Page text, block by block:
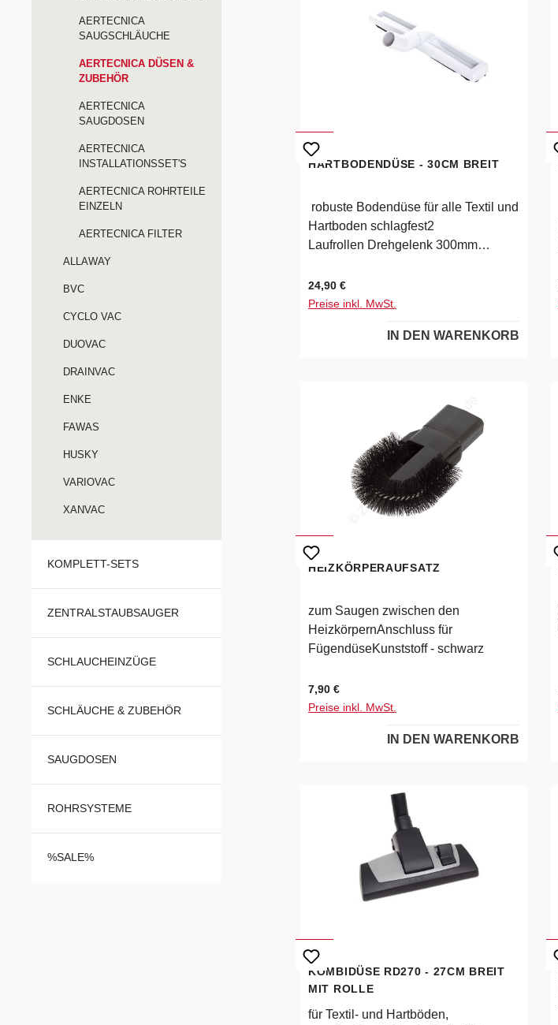
AERTECNICA
SAUGSCHLÄUCHE
AERTECNICA DÜSEN &
ZUBEHÖR
AERTECNICA
SAUGDOSEN
AERTECNICA
INSTALLATIONSSET'S
AERTECNICA ROHRTEILE
EINZELN
AERTECNICA FILTER
ALLAWAY
BVC
CYCLO VAC
DUOVAC
DRAINVAC
ENKE
FAWAS
HUSKY
VARIOVAC
XANVAC
KOMPLETT-SETS
ZENTRALSTAUBSAUGER
SCHLAUCHEINZÜGE
SCHLÄUCHE & ZUBEHÖR
SAUGDOSEN
ROHRSYSTEME
%SALE%
HARTBODENDÜSE - 30CM BREIT
robuste Bodendüse für alle Textil und
Hartboden schlagfest2
Laufrollen Drehgelenk 300mm
SaugrohreFarbe je nach
Verfügbarkeit weiß oder schwarz
Regulärer Preis:
24,90 €
Preise inkl. MwSt.
IN DEN WARENKORB
HEIZKÖRPERAUFSATZ
zum Saugen zwischen den
HeizkörpernAnschluss für
FügendüseKunststoff - schwarz
Regulärer Preis:
7,90 €
Preise inkl. MwSt.
IN DEN WARENKORB
KOMBIDÜSE RD270 - 27CM BREIT
MIT ROLLE
für Textil- und Hartböden,